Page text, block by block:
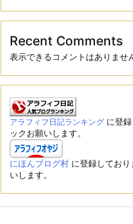
Recent Comments
表示できるコメントはありませ
アラフィフ日記ランキング に登
ックお願いします。
にほんブログ村 に登録してお
いします。